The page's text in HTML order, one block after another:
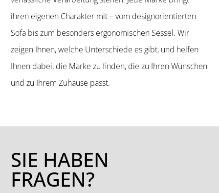
ihren eigenen Charakter mit – vom designorientierten
Sofa bis zum besonders ergonomischen Sessel. Wir
zeigen Ihnen, welche Unterschiede es gibt, und helfen
Ihnen dabei, die Marke zu finden, die zu Ihren Wünschen
und zu Ihrem Zuhause passt.
SIE HABEN
FRAGEN?